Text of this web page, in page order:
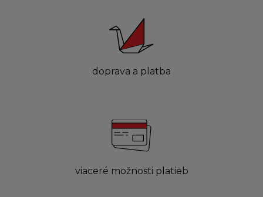
doprava a platba
viaceré možnosti platieb